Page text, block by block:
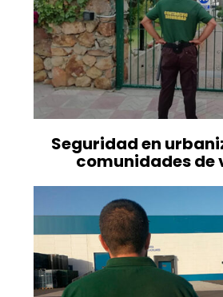
Seguridad en
comunidades de